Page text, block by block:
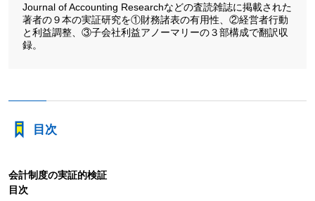
Journal of Accounting Researchなどの査読雑誌に掲載された
著者の９本の実証研究を①財務諸表の有用性、②経営者行動
と利益調整、③子会社利益アノーマリーの３部構成で翻訳収
録。
目次
会計制度の実証的検証
目次